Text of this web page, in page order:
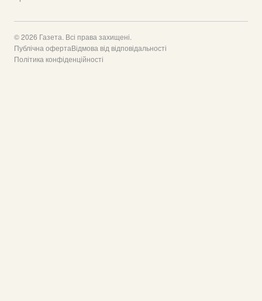
© 2026 Газета. Всі права захищені.
Публічна офертаВідмова від відповідальності
Політика конфіденційності